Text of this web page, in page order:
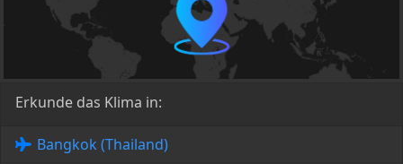
Erkunde das Klima in:
Bangkok (Thailand)